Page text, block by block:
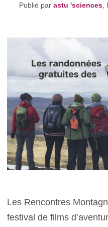
Publié par astu 'sciences,
Les Rencontres
festival de films